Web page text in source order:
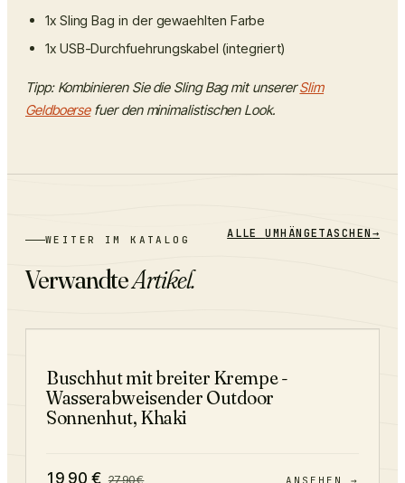
1x Sling Bag in der gewaehlten Farbe
1x USB-Durchfuehrungskabel (integriert)
Tipp: Kombinieren Sie die Sling Bag mit unsererSlim
Geldboersefuer den minimalistischen Look.
WEITER IM KATALOG
VerwandteArtikel.
ALLEUMHÄNGETASCHEN→
Buschhut mit breiter Krempe -
Wasserabweisender Outdoor
Sonnenhut, Khaki
19,90 € 27,90€ ANSEHEN →